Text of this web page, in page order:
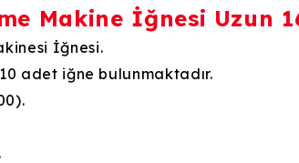
Makine İğnesi Uzun
İğnesi.
adet iğne bulunmaktadır.